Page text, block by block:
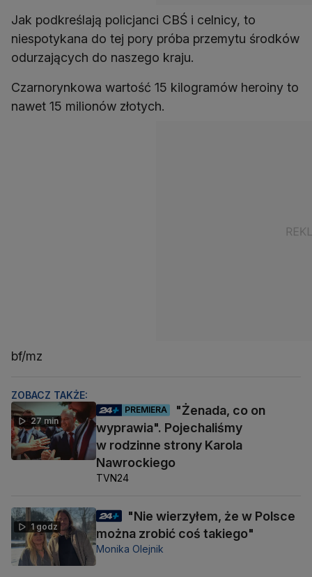
Jak podkreślają policjanci CBŚ i celnicy, to
niespotykana do tej pory próba przemytu środków
odurzających do naszego kraju.
Czarnorynkowa wartość 15 kilogramów heroiny to
nawet 15 milionów złotych.
bf/mz
ZOBACZ TAKŻE:
27 min
PREMIERA
"Żenada, co on
wyprawia". Pojechaliśmy
w rodzinne strony Karola
Nawrockiego
TVN24
1 godz
"Nie wierzyłem, że w Polsce
można zrobić coś takiego"
Monika Olejnik